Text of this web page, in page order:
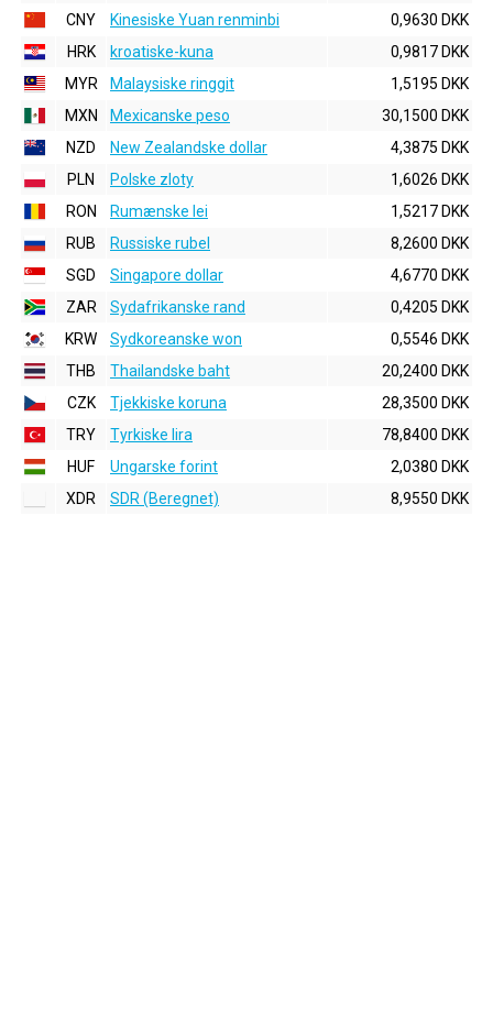
CNY
Kinesiske Yuan renminbi
0,9630 DKK
HRK
kroatiske-kuna
0,9817 DKK
MYR
Malaysiske ringgit
1,5195 DKK
MXN
Mexicanske peso
30,1500 DKK
NZD
New Zealandske dollar
4,3875 DKK
PLN
Polske zloty
1,6026 DKK
RON
Rumænske lei
1,5217 DKK
RUB
Russiske rubel
8,2600 DKK
SGD
Singapore dollar
4,6770 DKK
ZAR
Sydafrikanske rand
0,4205 DKK
KRW
Sydkoreanske won
0,5546 DKK
THB
Thailandske baht
20,2400 DKK
CZK
Tjekkiske koruna
28,3500 DKK
TRY
Tyrkiske lira
78,8400 DKK
HUF
Ungarske forint
2,0380 DKK
XDR
SDR (Beregnet) 8,9550 DKK